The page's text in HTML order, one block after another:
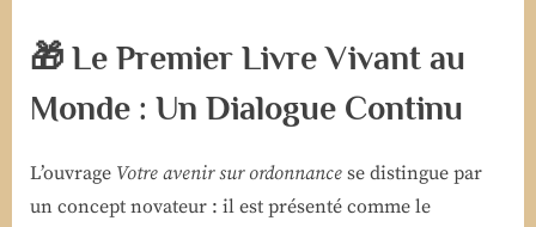
🎁 Le Premier Livre Vivant au
Monde : Un Dialogue Continu
L’ouvrage Votre avenir sur ordonnance se distingue par
un concept novateur : il est présenté comme le